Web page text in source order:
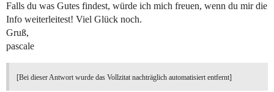
Falls du was Gutes findest, würde ich mich freuen, wenn du mir die
Info weiterleitest! Viel Glück noch.
Gruß,
pascale
[Bei dieser Antwort wurde das Vollzitat nachträglich automatisiert entfernt]